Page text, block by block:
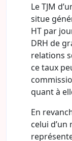
Le TJM
situe
HT par
DRH de
relations
ce taux
quant à
En
celui